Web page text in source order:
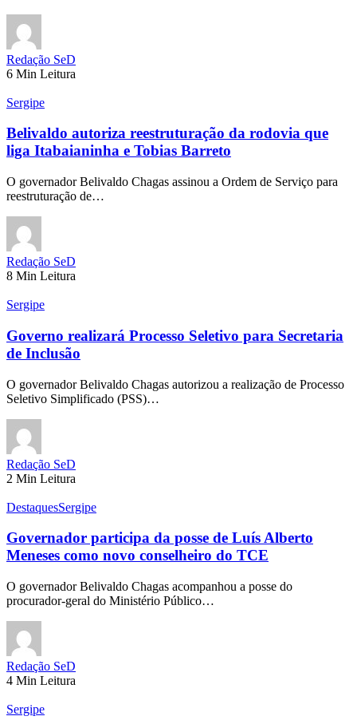
Redação SeD
6 Min Leitura
Sergipe
Belivaldo autoriza reestruturação da rodovia que
liga Itabaianinha e Tobias Barreto
O governador Belivaldo Chagas assinou a Ordem de Serviço para
reestruturação de…
Redação SeD
8 Min Leitura
Sergipe
Governo realizará Processo Seletivo para Secretaria
de Inclusão
O governador Belivaldo Chagas autorizou a realização de Processo
Seletivo Simplificado (PSS)…
Redação SeD
2 Min Leitura
DestaquesSergipe
Governador participa da posse de Luís Alberto
Meneses como novo conselheiro do TCE
O governador Belivaldo Chagas acompanhou a posse do
procurador-geral do Ministério Público…
Redação SeD
4 Min Leitura
Sergipe